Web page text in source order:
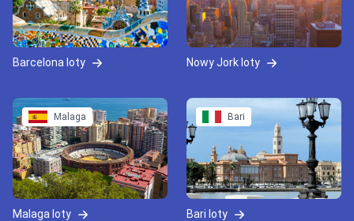
Barcelona loty Nowy Jork loty
Malaga
Malaga loty
Bari
Bari loty